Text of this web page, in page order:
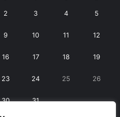
2 3 4 5
9 10 11 12
16 17 18 19
23 24 25 26
30 31